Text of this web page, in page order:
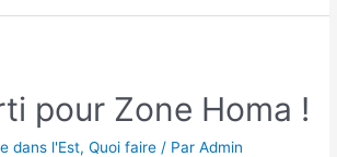
pour Zone Homa !
dans l'Est,Quoi faire / ParAdmin